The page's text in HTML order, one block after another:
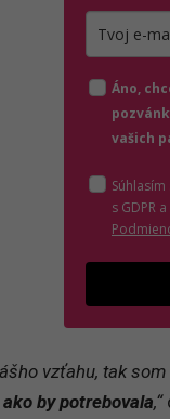
Áno,
vašich
s GDPR
vzťahu, tak
by potrebovala,“